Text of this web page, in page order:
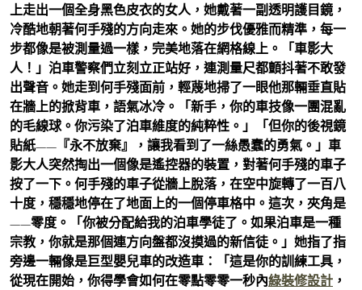
上走出一個全身黑色皮衣的女人，她戴著一副透明護目鏡，
冷酷地朝著何手殘的方向走來。她的步伐優雅而精準，每一
步都像是被測量過一樣，完美地落在網格線上。「車影大
人！」泊車警察們立刻立正站好，連測量尺都顫抖著不敢發
出聲音。她走到何手殘面前，輕蔑地掃了一眼他那輛垂直貼
在牆上的掀背車，語氣冰冷。「新手，你的車技像一團混亂
的毛線球。你污染了泊車維度的純粹性。」「但你的後視鏡
貼紙——『永不放棄』，讓我看到了一絲愚蠢的勇氣。」車
影大人突然掏出一個像是遙控器的裝置，對著何手殘的車子
按了一下。何手殘的車子從牆上脫落，在空中旋轉了一百八
十度，穩穩地停在了地面上的一個停車格中。這次，夾角是
——零度。「你被分配給我的泊車學徒了。如果泊車是一種
宗教，你就是那個連方向盤都沒摸過的新信徒。」她指了指
旁邊一輛像是巨型嬰兒車的改造車：「這是你的訓練工具，
從現在開始，你得學會如何在零點零零一秒內綠裝修設計 ，